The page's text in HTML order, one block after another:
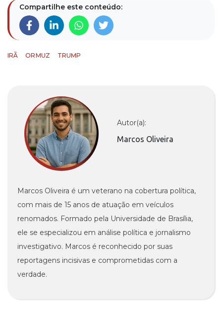
Compartilhe este conteúdo:
IRÃ ORMUZ TRUMP
Autor(a):
Marcos Oliveira
Marcos Oliveira é um veterano na cobertura política,
com mais de 15 anos de atuação em veículos
renomados. Formado pela Universidade de Brasília,
ele se especializou em análise política e jornalismo
investigativo. Marcos é reconhecido por suas
reportagens incisivas e comprometidas com a
verdade.